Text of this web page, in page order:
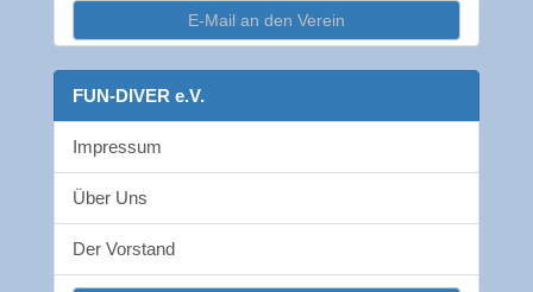
E-Mail an den Verein
FUN-DIVER e.V.
Impressum
Über Uns
Der Vorstand